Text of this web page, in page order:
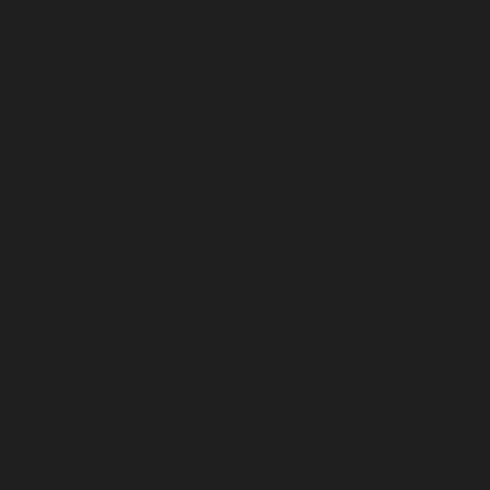
Sylvester Stallone i Jennifer Flavin
Sylvester Stallone i Jennifer Flavin
Sylvester Stallone i Jennifer
Kad su svi mislili da je nakon 25
njihov brak završio, legendarni